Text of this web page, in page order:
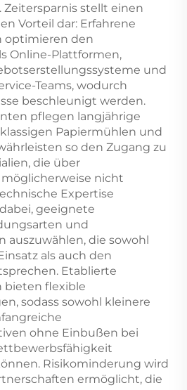
stellt einen
Vorteil dar: Erfahrene
optimieren den
Online-Plattformen,
und
Teams, wodurch
beschleunigt werden.
pflegen langjährige
Papiermühlen und
so den Zugang zu
die über
nicht
Expertise
geeignete
und
auszuwählen, die sowohl
als auch den
Etablierte
bieten flexible
sodass sowohl kleinere
ohne Einbußen bei
Risikominderung wird
ermöglicht, die